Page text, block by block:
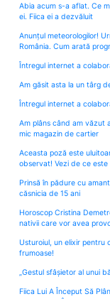
Abia acum s-a aflat. Ce
ei. Fiica ei a dezvăluit
Anunțul meteorologilor!
România. Cum arată
Întregul internet a
Am găsit asta la un târg
Întregul internet a
Am plâns când am văzut
mic magazin de cartier
Aceasta poză este
observat! Vezi de ce este
Prinsă în pădure cu
căsnicia de 15 ani
Horoscop Cristina
nativii care vor avea
Usturoiul, un elixir pentru
frumoase!
„Gestul sfâșietor al unui
Fiica Lui A Început Să